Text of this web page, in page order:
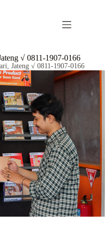
√ 0811-1907-0166
Jateng √ 0811-1907-0166